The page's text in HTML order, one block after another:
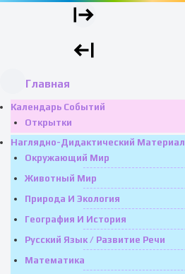
Главная
Календарь Событий
Открытки
Наглядно-Дидактический Материал
Окружающий Мир
Животный Мир
Природа И Экология
География И История
Русский Язык / Развитие Речи
Математика